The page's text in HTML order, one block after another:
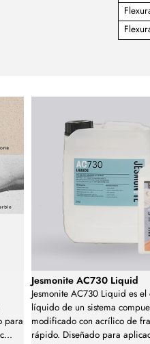
para
...
Jesmonite AC730 Liquid
Jesmonite AC730 Liquid es
líquido de un sistema
modificado con acrílico de
rápido. Diseñado para